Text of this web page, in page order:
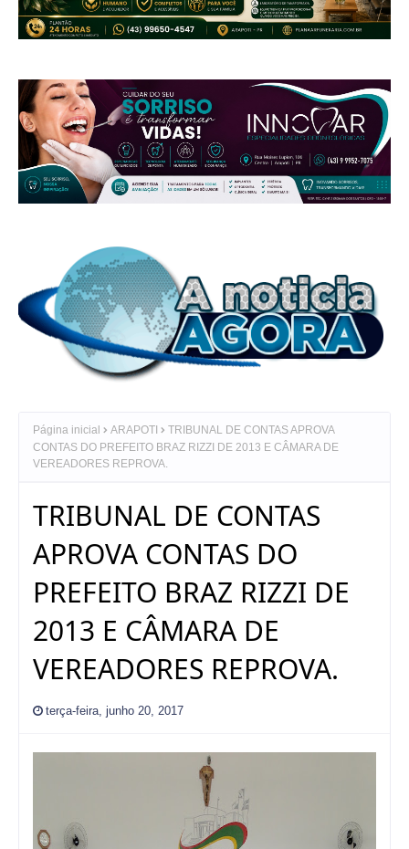
Página inicial ARAPOTI
TRIBUNAL DE CONTAS APROVA
CONTAS DO PREFEITO BRAZ RIZZI DE 2013 E CÂMARA DE
VEREADORES REPROVA.
TRIBUNAL DE CONTAS
APROVA CONTAS DO
PREFEITO BRAZ RIZZI DE
2013 E CÂMARA DE
VEREADORES REPROVA.
terça-feira, junho 20, 2017